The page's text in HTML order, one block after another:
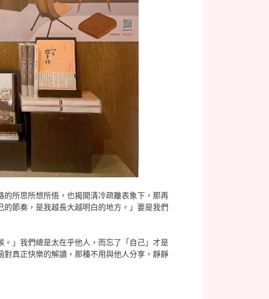
的所思所想所悟，也揭開清冷疏離表象下，那再
節奏，是我越長大越明白的地方。」要是我們
」我們總是太在乎他人，而忘了「自己」才是
真正快樂的解讀，那種不用與他人分享，靜靜